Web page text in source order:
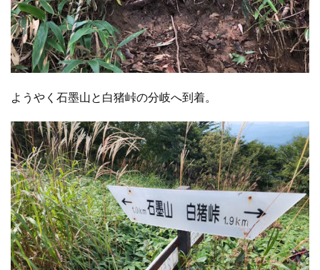
ようやく石墨山と白猪峠の分岐へ到着。